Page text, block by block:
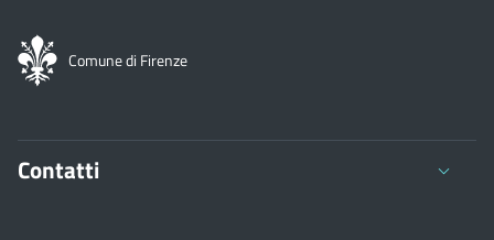
Comune di Firenze
Contatti